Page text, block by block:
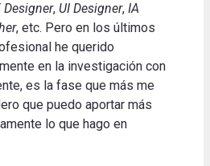
Designer, UI Designer, IA
, etc. Pero en los últimos
he querido
en la investigación con
es la fase que más me
que puedo aportar más
lo que hago en